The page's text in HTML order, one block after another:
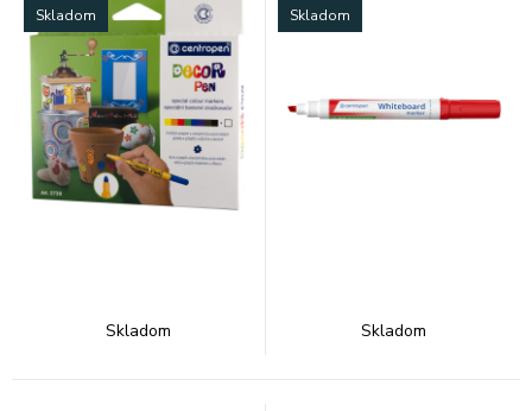
Skladom
Skladom
Skladom
Skladom